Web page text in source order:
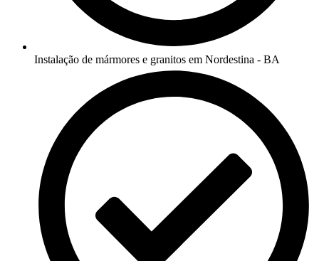
Instalação de mármores e granitos em Nordestina - BA